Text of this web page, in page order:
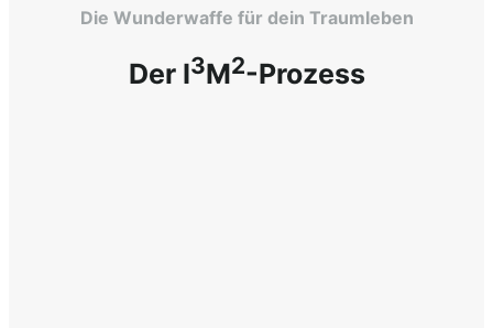
Die Wunderwaffe für dein Traumleben
Der I3M2-Prozess